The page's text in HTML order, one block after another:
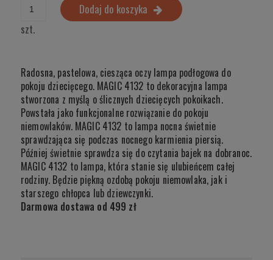
szt.
Dodaj do koszyka
Radosna, pastelowa, ciesząca oczy lampa podłogowa do
pokoju dziecięcego. MAGIC 4132 to dekoracyjna lampa
stworzona z myślą o ślicznych dziecięcych pokoikach.
Powstała jako funkcjonalne rozwiązanie do pokoju
niemowlaków. MAGIC 4132 to lampa nocna świetnie
sprawdzająca się podczas nocnego karmienia piersią.
Później świetnie sprawdza się do czytania bajek na dobranoc.
MAGIC 4132 to lampa, która stanie się ulubieńcem całej
rodziny. Będzie piękną ozdobą pokoju niemowlaka, jak i
starszego chłopca lub dziewczynki.
Darmowa dostawa od 499 zł